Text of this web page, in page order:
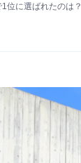
位に選ばれたのは？